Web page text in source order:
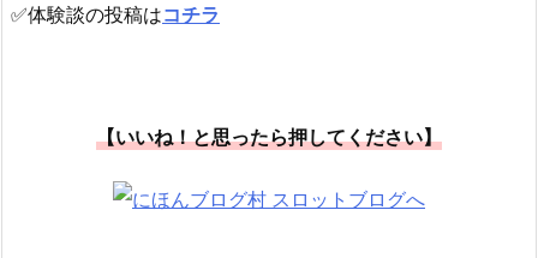
✅体験談の投稿はコチラ
【いいね！と思ったら押してください】